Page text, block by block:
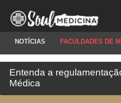
NOTÍCIAS FACULDADES DE
Entenda a
Médica